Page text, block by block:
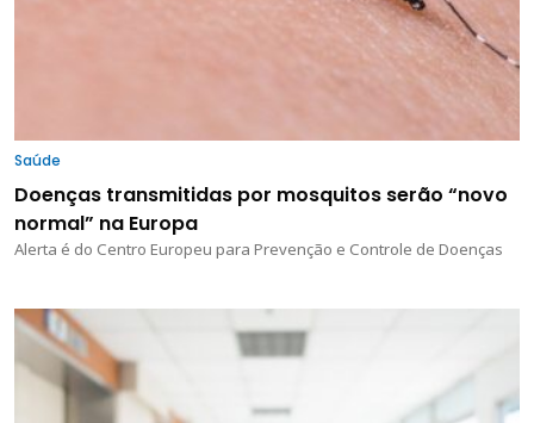
Saúde
Doenças transmitidas por mosquitos serão “novo
normal” na Europa
Alerta é do Centro Europeu para Prevenção e Controle de Doenças